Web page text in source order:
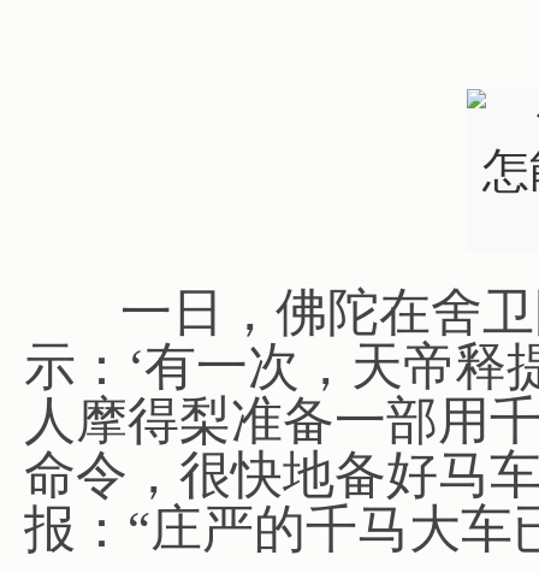
一日，佛陀在舍
示：‘有一次，天帝释
人摩得梨准备一部用
命令，很快地备好马
报：“庄严的千马大车